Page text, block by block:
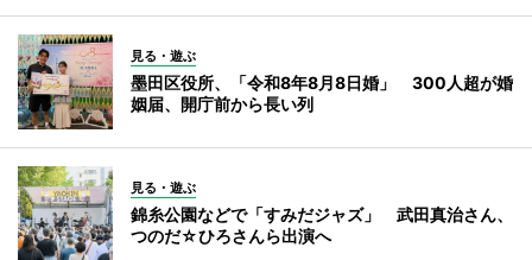
見る・遊ぶ
墨田区役所、「令和8年8月8日婚」 300人超が婚
姻届、開庁前から長い列
見る・遊ぶ
錦糸公園などで「すみだジャズ」 武田真治さん、
つのだ☆ひろさんら出演へ